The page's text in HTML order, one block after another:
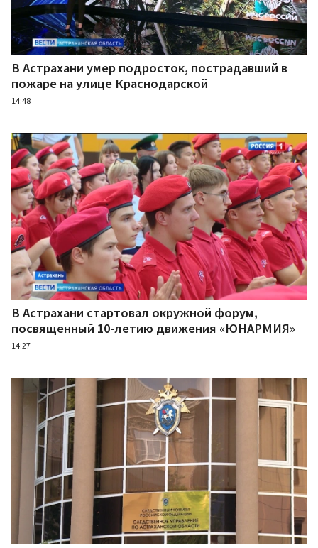
В Астрахани умер подросток, пострадавший в
пожаре на улице Краснодарской
14:48
В Астрахани стартовал окружной форум,
посвященный 10-летию движения «ЮНАРМИЯ»
14:27